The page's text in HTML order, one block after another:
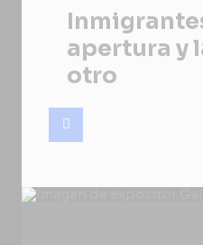
apertura y
otro